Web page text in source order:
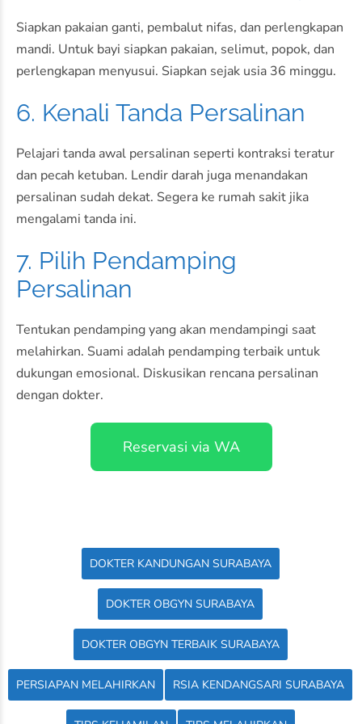
Siapkan pakaian ganti, pembalut nifas, dan perlengkapan
mandi. Untuk bayi siapkan pakaian, selimut, popok, dan
perlengkapan menyusui. Siapkan sejak usia 36 minggu.
6. Kenali Tanda Persalinan
Pelajari tanda awal persalinan seperti kontraksi teratur
dan pecah ketuban. Lendir darah juga menandakan
persalinan sudah dekat. Segera ke rumah sakit jika
mengalami tanda ini.
7. Pilih Pendamping
Persalinan
Tentukan pendamping yang akan mendampingi saat
melahirkan. Suami adalah pendamping terbaik untuk
dukungan emosional. Diskusikan rencana persalinan
dengan dokter.
Reservasi via WA
DOKTER KANDUNGAN SURABAYA
DOKTER OBGYN SURABAYA
DOKTER OBGYN TERBAIK SURABAYA
PERSIAPAN MELAHIRKAN RSIA KENDANGSARI SURABAYA